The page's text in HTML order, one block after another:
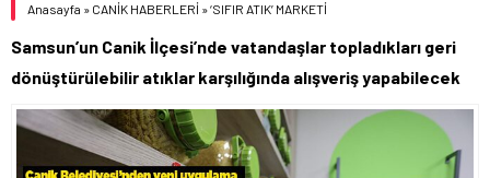
ALTIN
13.795,57
Anasayfa » CANİK HABERLERİ »‘SIFIR ATIK’ MARKETİ
Samsun’un Canik İlçesi’nde vatandaşlar topladıkları geri
dönüştürülebilir atıklar karşılığında alışveriş yapabilecek